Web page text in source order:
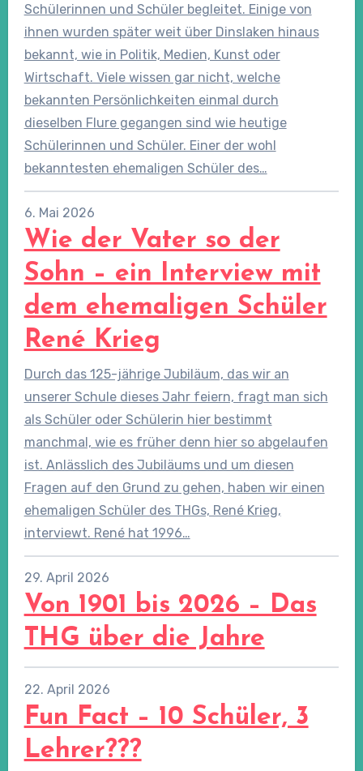
Schülerinnen und Schüler begleitet. Einige von
ihnen wurden später weit über Dinslaken hinaus
bekannt, wie in Politik, Medien, Kunst oder
Wirtschaft. Viele wissen gar nicht, welche
bekannten Persönlichkeiten einmal durch
dieselben Flure gegangen sind wie heutige
Schülerinnen und Schüler. Einer der wohl
bekanntesten ehemaligen Schüler des…
6. Mai 2026
Wie der Vater so der
Sohn – ein Interview mit
dem ehemaligen Schüler
René Krieg
Durch das 125-jährige Jubiläum, das wir an
unserer Schule dieses Jahr feiern, fragt man sich
als Schüler oder Schülerin hier bestimmt
manchmal, wie es früher denn hier so abgelaufen
ist. Anlässlich des Jubiläums und um diesen
Fragen auf den Grund zu gehen, haben wir einen
ehemaligen Schüler des THGs, René Krieg,
interviewt. René hat 1996…
29. April 2026
Von 1901 bis 2026 – Das
THG über die Jahre
22. April 2026
Fun Fact – 10 Schüler, 3
Lehrer???